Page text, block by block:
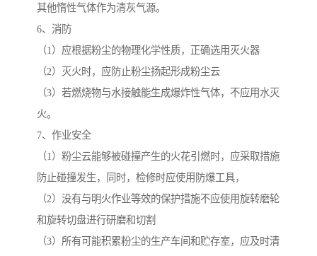
其他惰性气体作为清灰气源。
6、消防
（1）应根据粉尘的物理化学性质，正确选用灭火器
（2）灭火时，应防止粉尘扬起形成粉尘云
（3）若燃烧物与水接触能生成爆炸性气体，不应用水灭
火。
7、作业安全
（1）粉尘云能够被碰撞产生的火花引燃时，应采取措施
防止碰撞发生，同时，检修时应使用防爆工具，
（2）没有与明火作业等效的保护措施不应使用旋转磨轮
和旋转切盘进行研磨和切割
（3）所有可能积累粉尘的生产车间和贮存室，应及时清